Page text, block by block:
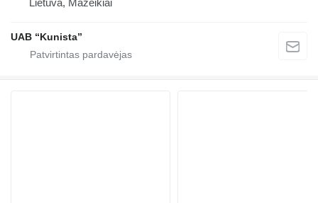
Lietuva, Mažeikiai
UAB “Kunista”